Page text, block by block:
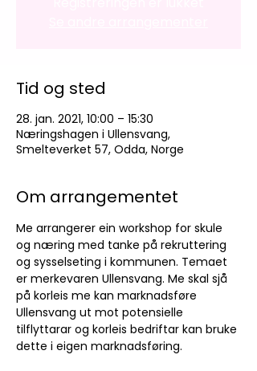
Tid og sted
28. jan. 2021, 10:00 – 15:30
Næringshagen i Ullensvang,
Smelteverket 57, Odda, Norge
Om arrangementet
Me arrangerer ein workshop for skule
og næring med tanke på rekruttering
og sysselseting i kommunen. Temaet
er merkevaren Ullensvang. Me skal sjå
på korleis me kan marknadsføre
Ullensvang ut mot potensielle
tilflyttarar og korleis bedriftar kan bruke
dette i eigen marknadsføring.